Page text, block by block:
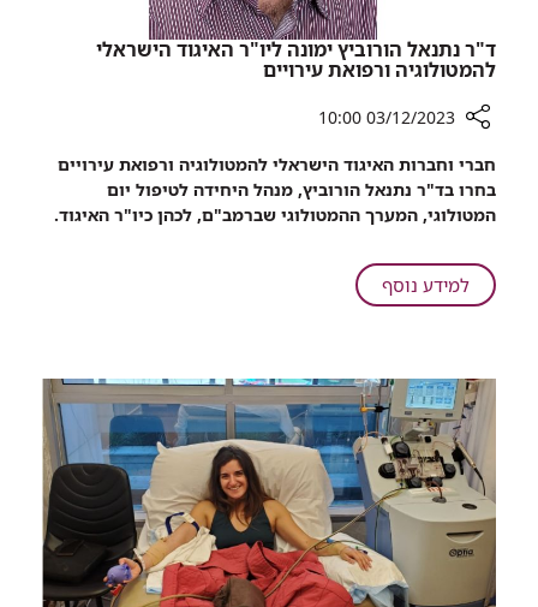
ד"ר נתנאל הורוביץ ימונה ליו"ר האיגוד הישראלי
להמטולוגיה ורפואת עירויים
שיתוף
ד"ר
נתנאל
ימונה
ליו"ר
להמטולוגיה
ורפואת
עירויים
03/12/2023 10:00
חברי וחברות האיגוד הישראלי להמטולוגיה ורפואת עירויים
בחרו בד"ר נתנאל הורוביץ, מנהל היחידה לטיפול יום
המטולוגי, המערך ההמטולוגי שברמב"ם, לכהן כיו"ר האיגוד.
למידע נוסףעל
ד"ר
ימונה
ליו"ר
האיגוד
הישראלי
להמטולוגיה
ורפואת
עירויים